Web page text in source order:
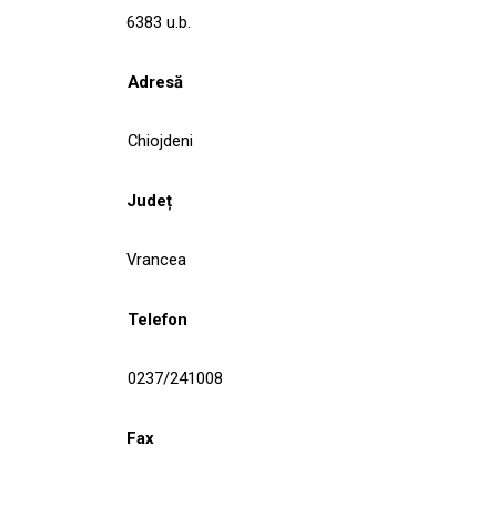
6383 u.b.
Adresă
Chiojdeni
Județ
Vrancea
Telefon
0237/241008
Fax